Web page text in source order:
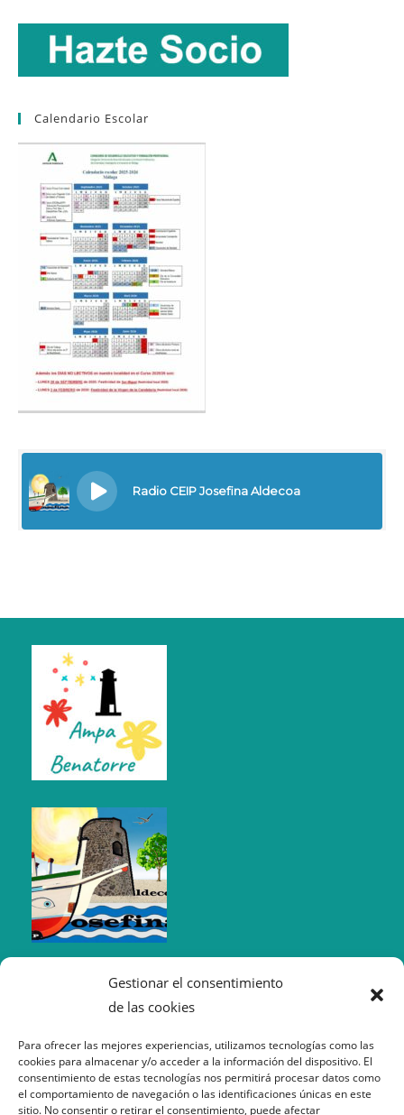
Gestionar el consentimiento
de las cookies
Para ofrecer las mejores experiencias, utilizamos tecnologías como las
cookies para almacenar y/o acceder a la información del dispositivo. El
consentimiento de estas tecnologías nos permitirá procesar datos como
el comportamiento de navegación o las identificaciones únicas en este
sitio. No consentir o retirar el consentimiento, puede afectar
Calendario Escolar